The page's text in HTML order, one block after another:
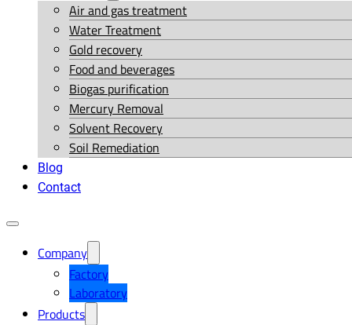
Air and gas treatment
Water Treatment
Gold recovery
Food and beverages
Biogas purification
Mercury Removal
Solvent Recovery
Soil Remediation
Blog
Contact
Company
Factory
Laboratory
Products